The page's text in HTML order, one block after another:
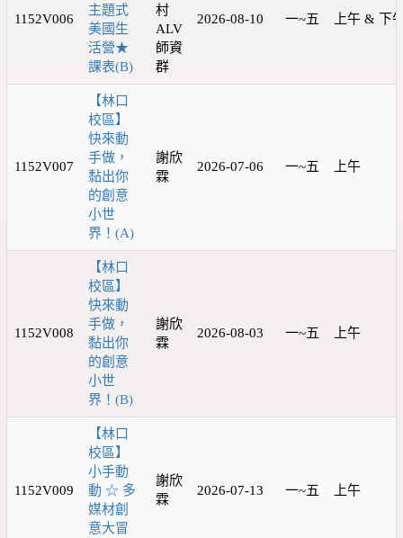
1152V006
主題式
美國生
活營★
課表(B)
村
ALV
師資
群
2026-08-10 一~五 上午 & 下
1152V007
【林口
校區】
快來動
手做，
黏出你
的創意
小世
界！(A)
謝欣
霖
2026-07-06 一~五 上午
1152V008
【林口
校區】
快來動
手做，
黏出你
的創意
小世
界！(B)
謝欣
霖
2026-08-03 一~五 上午
1152V009
【林口
校區】
小手動
動 ☆ 多
媒材創
意大冒
謝欣
霖
2026-07-13 一~五 上午